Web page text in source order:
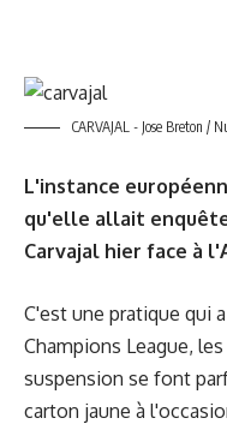
CARVAJAL - Jose Breton /
L'instance
qu'elle allait
Carvajal hier face à
C'est une pratique qui
Champions League,
suspension se font
carton jaune à